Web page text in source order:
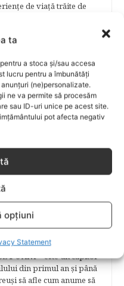
ta
a stoca și/sau accesa
lucru pentru a îmbunătăți
(ne)personalizate.
ne va permite să procesăm
sau ID-uri unice pe acest site.
pot afecta negativ
opțiuni
Statement
de viaţă trăite de
şi stabilitatea
afle despre povestea
revistei Bebelu,vor
în materie de frumuseţe,
şi rubricile permanente
CELEBRI – Cele mai
vor fi alături de tine
sfat din experienţa lor
Vor fi prezentate
primelor zile de
celor nouă luni,
pregătire pentru
îngrijirii sugarului.
bontului ombilical,
câteva dintre cele mai
1-6 ANI – este un capitol
din primul an şi până
să afle cum anume să